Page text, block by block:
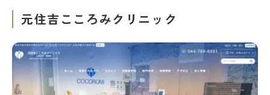
元住吉こころみクリニック